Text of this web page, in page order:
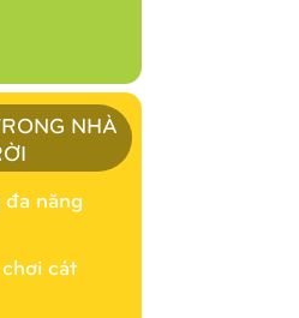
NHÀ
năng
cát